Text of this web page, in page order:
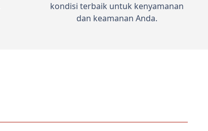
kondisi terbaik untuk kenyamanan
dan keamanan Anda.